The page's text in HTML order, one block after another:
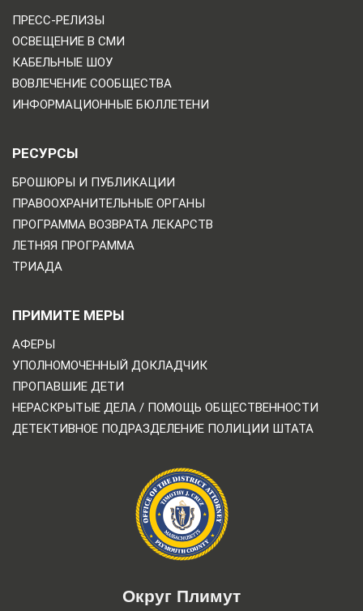
ПРЕСС-РЕЛИЗЫ
ОСВЕЩЕНИЕ В СМИ
КАБЕЛЬНЫЕ ШОУ
ВОВЛЕЧЕНИЕ СООБЩЕСТВА
ИНФОРМАЦИОННЫЕ БЮЛЛЕТЕНИ
РЕСУРСЫ
БРОШЮРЫ И ПУБЛИКАЦИИ
ПРАВООХРАНИТЕЛЬНЫЕ ОРГАНЫ
ПРОГРАММА ВОЗВРАТА ЛЕКАРСТВ
ЛЕТНЯЯ ПРОГРАММА
ТРИАДА
ПРИМИТЕ МЕРЫ
АФЕРЫ
УПОЛНОМОЧЕННЫЙ ДОКЛАДЧИК
ПРОПАВШИЕ ДЕТИ
НЕРАСКРЫТЫЕ ДЕЛА / ПОМОЩЬ ОБЩЕСТВЕННОСТИ
ДЕТЕКТИВНОЕ ПОДРАЗДЕЛЕНИЕ ПОЛИЦИИ ШТАТА
Округ Плимут